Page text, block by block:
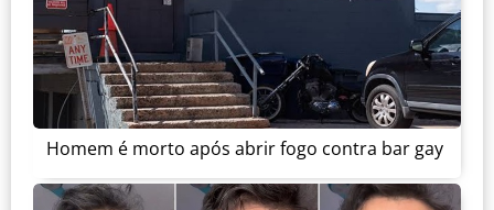
Homem é morto após abrir fogo contra bar gay